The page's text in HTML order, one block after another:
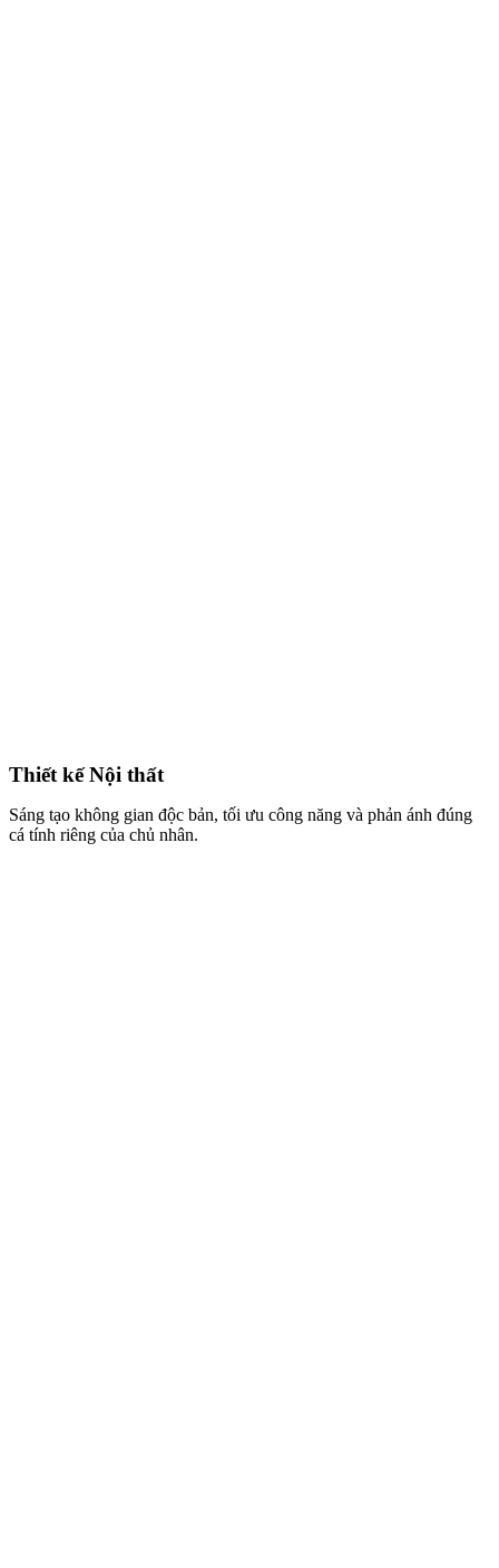
Thiết kế Nội thất
Sáng tạo không gian độc bản, tối ưu công năng và phản ánh đúng
cá tính riêng của chủ nhân.